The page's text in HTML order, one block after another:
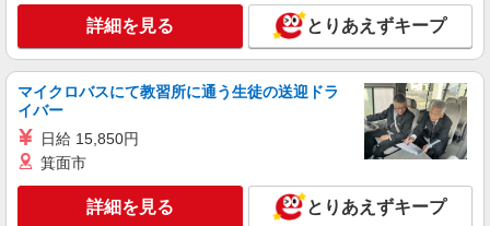
株式会社パソナ・東京キャリアセンター/KT6001174163
NEW
月給276500円 ★交通費規定に基づき交通費支
東京都中央区（東京メトロ日比谷線築地駅）
キープ 詳細を見る
詳細を見る とりあえずキープ
マイクロバスにて教習所に通う生徒の送迎ドラ
イバー
日給 15,850円
箕面市
詳細を見る とりあえずキープ